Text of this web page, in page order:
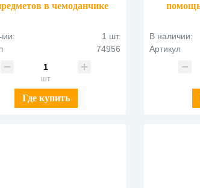
в чемоданчике
1 шт.
74956
шт
Где купить
В наличии:
Артикул